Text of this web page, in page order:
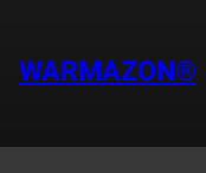
contenido
WARMAZON®